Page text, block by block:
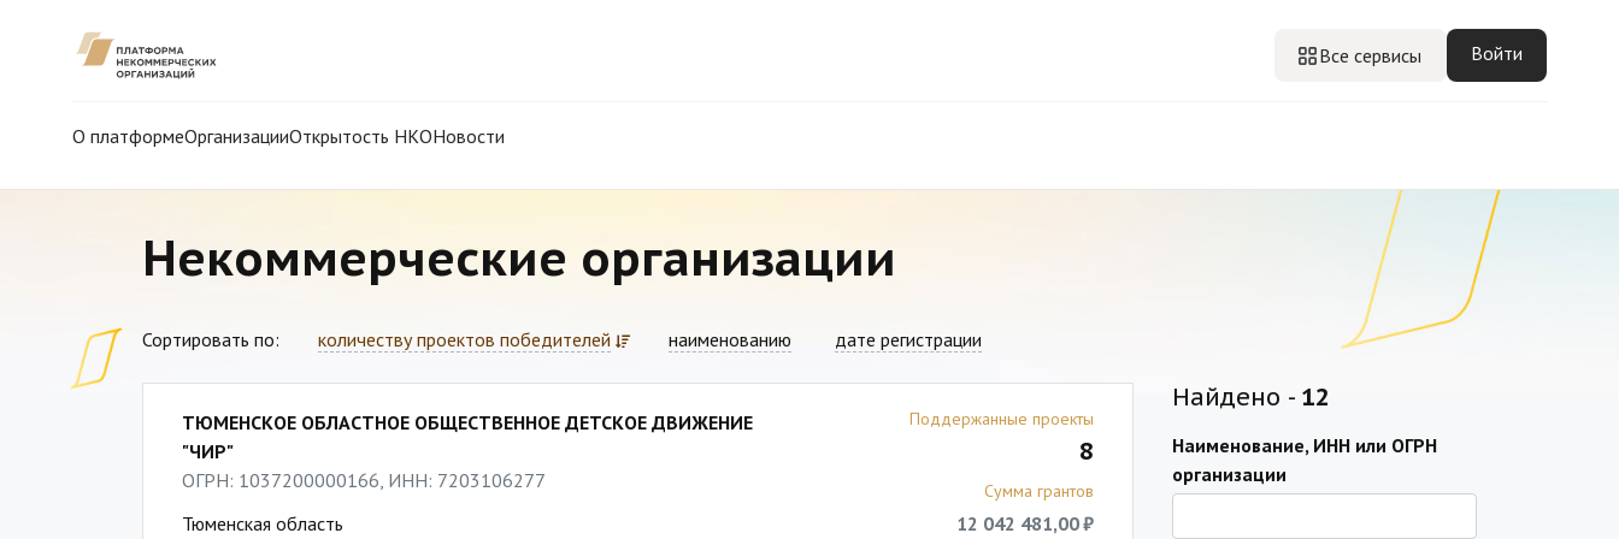
Все сервисы Войти
О платформеОрганизацииОткрытость НКОНовости
Некоммерческие организации
Сортировать по: количеству проектов победителей наименованию дате регистрации
ТЮМЕНСКОЕ ОБЛАСТНОЕ ОБЩЕСТВЕННОЕ ДЕТСКОЕ ДВИЖЕНИЕ
"ЧИР"
ОГРН: 1037200000166, ИНН: 7203106277
Тюменская область
Поддержанные проекты
8
Сумма грантов
12 042 481,00 ₽
Найдено - 12
Наименование, ИНН или ОГРН
организации